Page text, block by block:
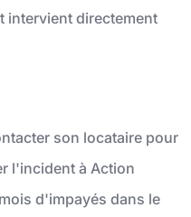
intervient directement
son locataire pour
l'incident à Action
d'impayés dans le